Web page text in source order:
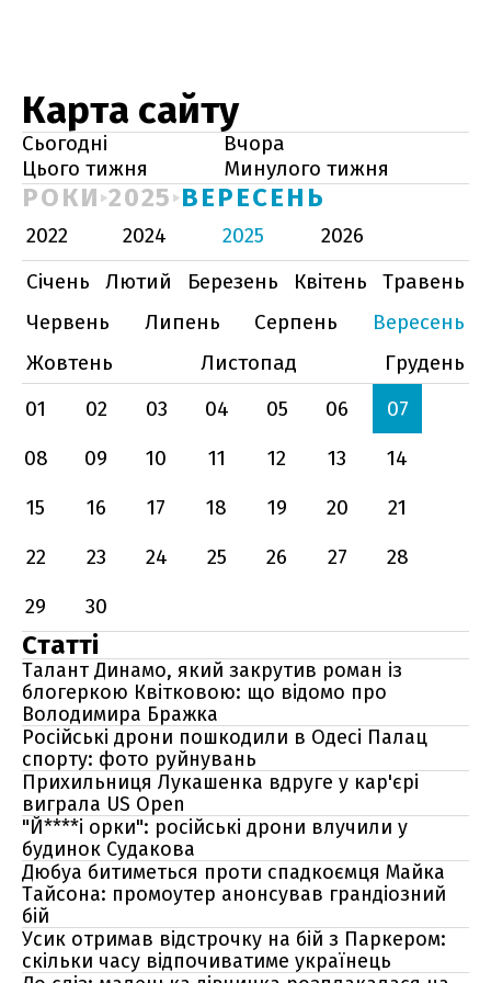
Карта сайту
Сьогодні
Вчора
Цього тижня
Минулого тижня
РОКИ 2025 ВЕРЕСЕНЬ
2022 2024 2025
2026
Січень
Лютий Березень Квітень
Травень
Червень
Липень Серпень
Вересень
Жовтень
Листопад
Грудень
01
02 03 04 05 06
07
08
09 10 11 12 13
14
15
16 17 18 19 20
21
22
23 24 25 26 27
28
29
30
Статті
Талант Динамо, який закрутив роман із
блогеркою Квітковою: що відомо про
Володимира Бражка
Російські дрони пошкодили в Одесі Палац
спорту: фото руйнувань
Прихильниця Лукашенка вдруге у кар'єрі
виграла US Open
"Й****і орки": російські дрони влучили у
будинок Судакова
Дюбуа битиметься проти спадкоємця Майка
Тайсона: промоутер анонсував грандіозний
бій
Усик отримав відстрочку на бій з Паркером:
скільки часу відпочиватиме українець